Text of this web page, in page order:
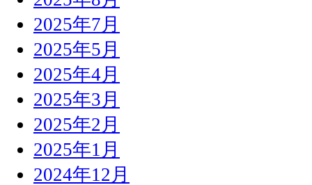
2025年7月
2025年5月
2025年4月
2025年3月
2025年2月
2025年1月
2024年12月